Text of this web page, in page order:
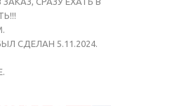
СДЕЛАН 5.11.2024.